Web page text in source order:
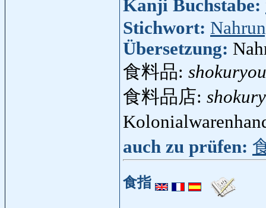
Kanji Buchstabe:
Stichwort:
Übersetzung:
食料品:
食料品店:
auch zu prüfen:
食指